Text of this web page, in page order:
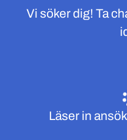
Vi söker dig! Ta
Läser in